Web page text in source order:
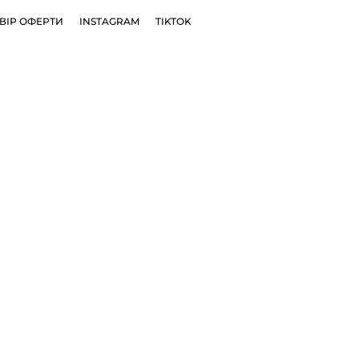
ОФЕРТИ INSTAGRAM TIKTOK